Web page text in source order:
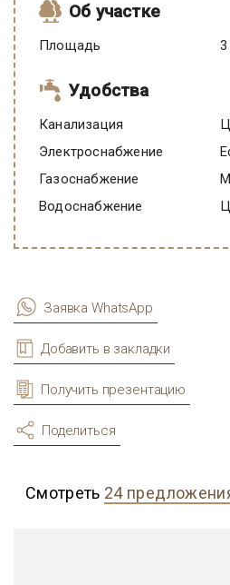
Об участке
Площадь
Удобства
Канализация
Электроснабжение
Газоснабжение
Водоснабжение
Заявка WhatsApp
Добавить в закладки
Получить презентацию
Поделиться
Смотреть 24